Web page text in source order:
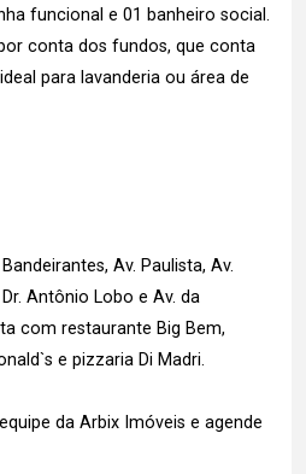
funcional e 01 banheiro social.
conta dos fundos, que conta
para lavanderia ou área de
Av. Paulista, Av.
Antônio Lobo e Av. da
com restaurante Big Bem,
e pizzaria Di Madri.
da Arbix Imóveis e agende